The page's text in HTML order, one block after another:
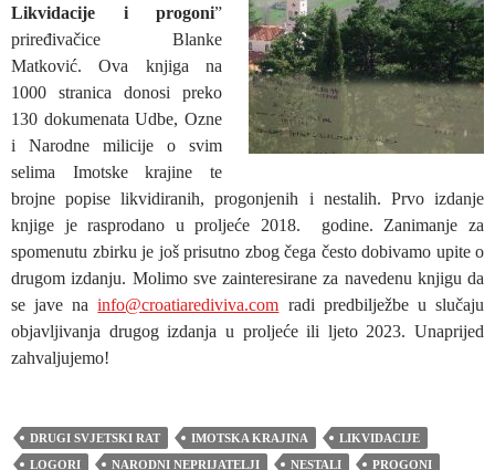
Likvidacije i progoni”
priređivačice Blanke
Matković. Ova knjiga na
1000 stranica donosi preko
130 dokumenata Udbe, Ozne
i Narodne milicije o svim
selima Imotske krajine te
brojne popise likvidiranih, progonjenih i nestalih. Prvo izdanje
knjige je rasprodano u proljeće 2018. godine. Zanimanje za
spomenutu zbirku je još prisutno zbog čega često dobivamo upite o
drugom izdanju. Molimo sve zainteresirane za navedenu knjigu da
se jave nainfo@croatiarediviva.com radi predbilježbe u slučaju
objavljivanja drugog izdanja u proljeće ili ljeto 2023. Unaprijed
zahvaljujemo!
DRUGI SVJETSKI RAT IMOTSKA KRAJINA
LIKVIDACIJE
LOGORI
NARODNI NEPRIJATELJI NESTALI
PROGONI